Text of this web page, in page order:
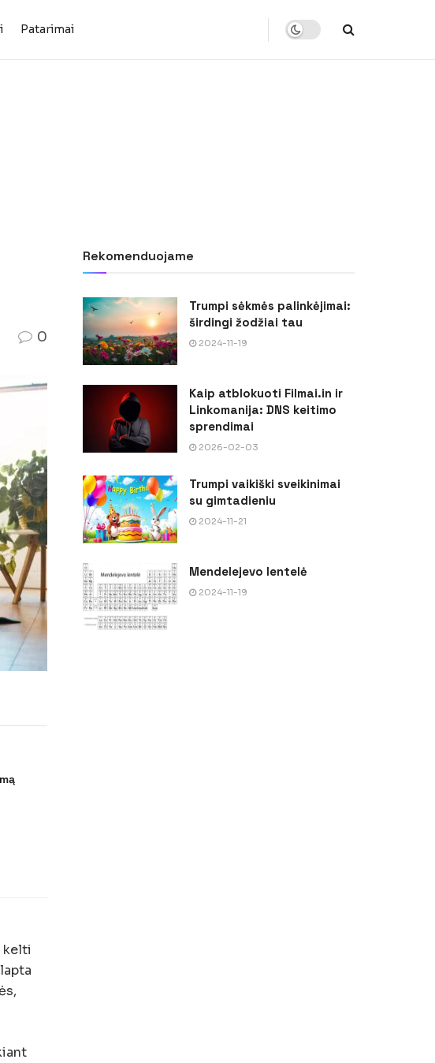
Patarimai
0
kelti
Rekomenduojame
Trumpi sėkmės palinkėjimai:
širdingi žodžiai tau
2024-11-19
Kaip atblokuoti Filmai.in ir
Linkomanija: DNS keitimo
sprendimai
2026-02-03
Trumpi vaikiški sveikinimai
su gimtadieniu
2024-11-21
Mendelejevo lentelė
2024-11-19